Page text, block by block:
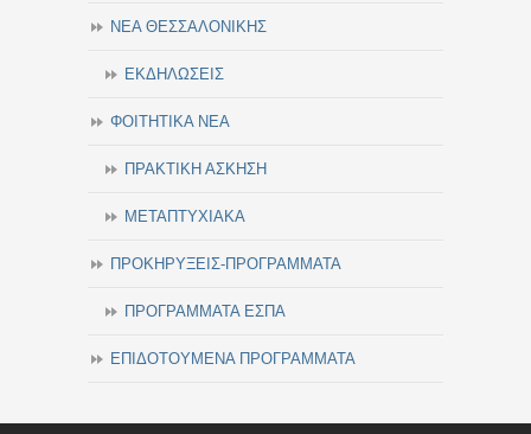
ΝΕΑ ΘΕΣΣΑΛΟΝΙΚΗΣ
ΕΚΔΗΛΩΣΕΙΣ
ΦΟΙΤΗΤΙΚΑ ΝΕΑ
ΠΡΑΚΤΙΚΗ ΑΣΚΗΣΗ
ΜΕΤΑΠΤΥΧΙΑΚΑ
ΠΡΟΚΗΡΥΞΕΙΣ-ΠΡΟΓΡΑΜΜΑΤΑ
ΠΡΟΓΡΑΜΜΑΤΑ ΕΣΠΑ
ΕΠΙΔΟΤΟΥΜΕΝΑ ΠΡΟΓΡΑΜΜΑΤΑ